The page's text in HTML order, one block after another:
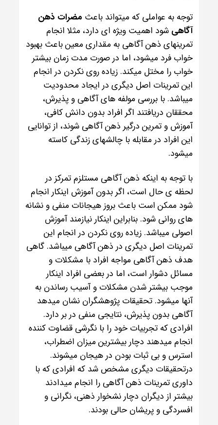
توجه به عواملی که میتواند باعث مضرات ذهن
آگاهی شود اهمیت ویژه ای دارد، مثلا انجام
تمرینهای ذهن آگاهی به مقداری معین باعث بهبود
خواب فرد میشود، اما در صورت مدت زمان بیشتر
خواب را مختل میکند. زیاده روی نکردن در انجام
این تمرینات اصل دیگری در ایجاد محدودیت
میباشد. با بررسی مولفه های آگاهی و پذیرش،
محققان دریافتند اگر افراد بدون دانش کافی،
آموزش و تمرین درگیر ذهن آگاهی شوند، از توانایی
این افراد در مقابله با چالشهای زندگی کاسته
میشود.
با توجه به اینکه ذهن آگاهی مستلزم تمرکز در
لحظه ی حال است، اگر بدون آموزش اینکار انجام
شود ممکن است باعث بروز هیجانات منفی و نشانه
های روانی شود. بنابراین اینکار نیازمند آموزش
اصولی میباشد. زیاده روی نکردن در انجام این
تمرینات اصل دیگری در ذهن آگاهی میباشد. گاهی
هدف ذهن آگاهی مواجه افراد با مشکلات و
مسائل دشوار است، اما در بعضی افراد اینکار
موجب بیشتر شدن مشکلات و آسیب رساندن به
آنها میشود. تحقیقات پژوهشگران نشان میدهد
آگاهی بدون پذیرش، نتایجی منفی در بر دارد.
افرادی که تجربیات خود را با نگرشی قضاوت کننده
انجام میدهند دچار بیشترین میزان اضطراب،
استرس و بی ثبات بودن در هیجان میشوند.
درتحقیقات دیگری مشخص شد که افرادی که با
داوری تمرینات ذهن آگاهی را انجام میدادند
بیشتر از دیگران دچار نشخوار ذهنی، نگرانی و
افسردگی و پریشان حالی بودند.